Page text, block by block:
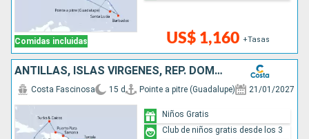
Comidas incluidas US$ 1,160 +Tasas
ANTILLAS, ISLAS VÍRGENES, REP. DOMINICANA, TURKS E ISLAS CAICOS
Costa Fascinosa 15 d Pointe a pitre (Guadalupe) 21/01/2027
Niños Gratis
Club de niños gratis desde los 3